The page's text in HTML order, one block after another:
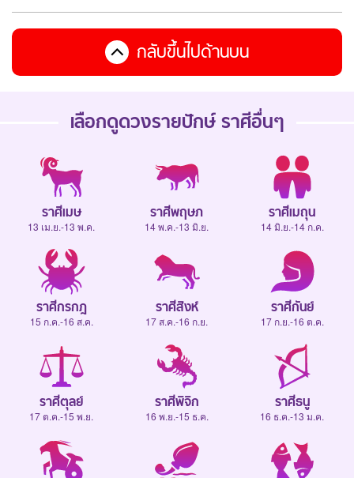
กลับขึ้นไปด้านบน
เลือกดูดวงรายปักษ์ราศีอื่นๆ
ราศีเมษ
13 เม.ย.-13 พ.ค.
ราศีพฤษภ
14 พ.ค.-13 มิ.ย.
ราศีเมถุน
14 มิ.ย.-14 ก.ค.
ราศีกรกฎ
15 ก.ค.-16 ส.ค.
ราศีสิงห์
17 ส.ค.-16 ก.ย.
ราศีกันย์
17 ก.ย.-16 ต.ค.
ราศีตุลย์
17 ต.ค.-15 พ.ย.
ราศีพิจิก
16 พ.ย.-15 ธ.ค.
ราศีธนู
16 ธ.ค.-13 ม.ค.